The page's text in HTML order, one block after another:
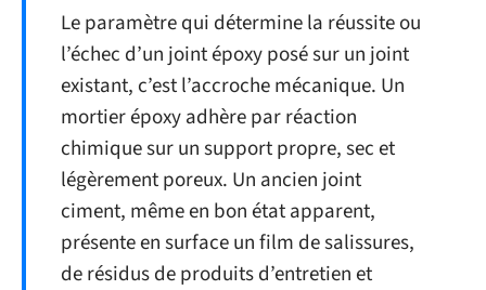
Le paramètre qui détermine la réussite ou
l’échec d’un joint époxy posé sur un joint
existant, c’est l’accroche mécanique. Un
mortier époxy adhère par réaction
chimique sur un support propre, sec et
légèrement poreux. Un ancien joint
ciment, même en bon état apparent,
présente en surface un film de salissures,
de résidus de produits d’entretien et